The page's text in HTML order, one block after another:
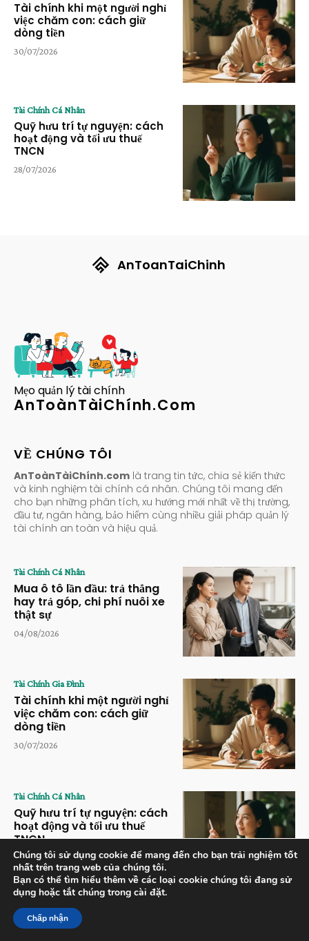
Tài chính khi một người nghỉ
việc chăm con: cách giữ
dòng tiền
30/07/2026
Tài Chính Cá Nhân
Quỹ hưu trí tự nguyện: cách
hoạt động và tối ưu thuế
TNCN
28/07/2026
AnToanTaiChinh
Mẹo quản lý tài chính
AnToànTàiChính.Com
VỀ CHÚNG TÔI
AnToànTàiChính.com là trang tin tức, chia sẻ kiến thức
và kinh nghiệm tài chính cá nhân. Chúng tôi mang đến
cho bạn những phân tích, xu hướng mới nhất về thị trường,
đầu tư, ngân hàng, bảo hiểm cùng nhiều giải pháp quản lý
tài chính an toàn và hiệu quả.
Tài Chính Cá Nhân
Mua ô tô lần đầu: trả thẳng
hay trả góp, chi phí nuôi xe
thật sự
04/08/2026
Tài Chính Gia Đình
Tài chính khi một người nghỉ
việc chăm con: cách giữ
dòng tiền
30/07/2026
Tài Chính Cá Nhân
Quỹ hưu trí tự nguyện: cách
hoạt động và tối ưu thuế
TNCN
28/07/2026
© An Toàn Tài Chính. Mọi quyền được bảo lưu.
Chúng tôi sử dụng cookie để mang đến cho bạn trải nghiệm tốt
nhất trên trang web của chúng tôi.
Bạn có thể tìm hiểu thêm về các loại cookie chúng tôi đang sử
dụng hoặc tắt chúng trong cài đặt.
Chấp nhận